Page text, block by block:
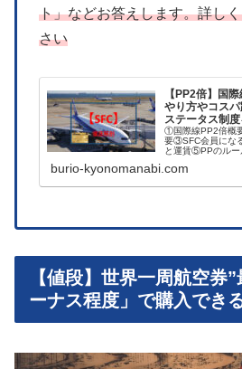
ト」などお答えします。詳し
さい
【PP2倍】国
やり方やコス
ステータス制
①国際線PP2倍概
要③SFC会員にな
と運賃⑤PPのル
burio-kyonomanabi.com
【値段】世界一周航空券
ーナス程度」で購入でき